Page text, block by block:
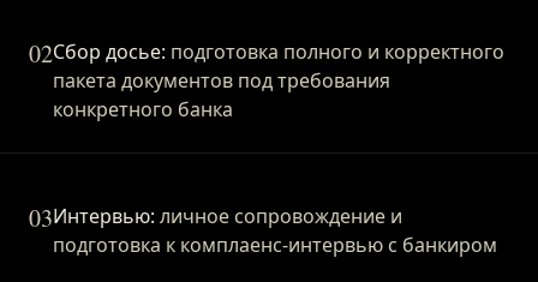
02Сбор досье: подготовка полного и корректного
пакета документов под требования
конкретного банка
03Интервью: личное сопровождение и
подготовка к комплаенс-интервью с банкиром